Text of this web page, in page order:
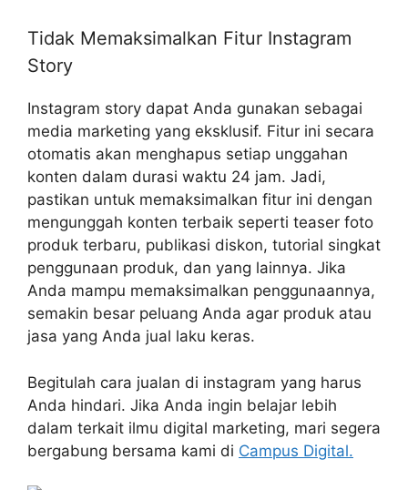
Tidak Memaksimalkan Fitur Instagram
Story
Instagram story dapat Anda gunakan sebagai
media marketing yang eksklusif. Fitur ini secara
otomatis akan menghapus setiap unggahan
konten dalam durasi waktu 24 jam. Jadi,
pastikan untuk memaksimalkan fitur ini dengan
mengunggah konten terbaik seperti teaser foto
produk terbaru, publikasi diskon, tutorial singkat
penggunaan produk, dan yang lainnya. Jika
Anda mampu memaksimalkan penggunaannya,
semakin besar peluang Anda agar produk atau
jasa yang Anda jual laku keras.
Begitulah cara jualan di instagram yang harus
Anda hindari. Jika Anda ingin belajar lebih
dalam terkait ilmu digital marketing, mari segera
bergabung bersama kami di Campus Digital.